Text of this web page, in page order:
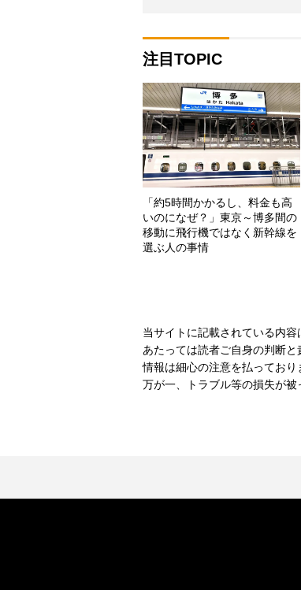
注目TOPIC
「約5時間かかるし、料金も高
いのになぜ？」東京～博多間の
移動に飛行機ではなく新幹線を
選ぶ人の事情
当サイトに記載されている内
あたっては読者ご自身の判断
情報は細心の注意を払っており
万が一、トラブル等の損失が被